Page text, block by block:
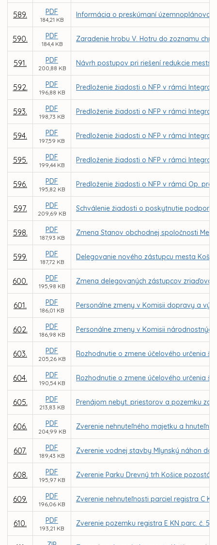
589. PDF
184,21 KB
Informácia o preskúmaní
590. PDF
184,4 KB
Zaradenie hrobu V. Hotru do zoznamu
591. PDF
200,88 KB
Návrh postupov pri riešení redukcie
592. PDF
196,88 KB
Predloženie žiadosti o NFP v rámci
593. PDF
198,73 KB
Predloženie žiadosti o NFP v rámci
594. PDF
197,59 KB
Predloženie žiadosti o NFP v rámci
595. PDF
199,44 KB
Predloženie žiadosti o NFP v rámci
596. PDF
195,82 KB
Predloženie žiadosti o NFP v rámci Op.
597. PDF
209,69 KB
Schválenie žiadosti o poskytnutie
598. PDF
187,93 KB
Zmena Stanov obchodnej spoločnosti
599. PDF
187,72 KB
Delegovanie nového zástupcu mesta
600. PDF
195,98 KB
Zmena delegovaných zástupcov
601. PDF
186,01 KB
Personálne zmeny v Komisii dopravy a
602. PDF
186,98 KB
Personálne zmeny v Komisii
603. PDF
205,26 KB
Rozhodnutie o zmene účelového určenia
604. PDF
190,54 KB
Rozhodnutie o zmene účelového určenia
605. PDF
213,83 KB
Prenájom nebyt. priestorov a pozemku za
606. PDF
204,99 KB
Zverenie nehnuteľného majetku a
607. PDF
189,43 KB
Zverenie vodnej stavby Mlynský náhon do
608. PDF
195,97 KB
Zverenie Parku Drevný trh Košice
609. PDF
196,06 KB
Zverenie nehnuteľnosti parciel registra C
610. PDF
193,21 KB
Zverenie pozemku registra E KN parc. č.